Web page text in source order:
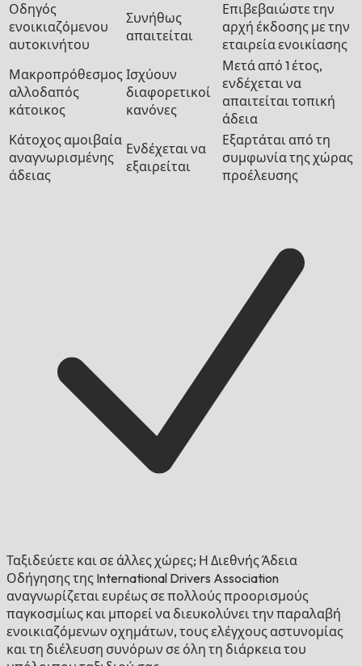
Οδηγός
ενοικιαζόμενου
αυτοκινήτου
Συνήθως
απαιτείται
Επιβεβαιώστε την
αρχή έκδοσης με την
εταιρεία ενοικίασης
Μακροπρόθεσμος
αλλοδαπός
κάτοικος
Ισχύουν
διαφορετικοί
κανόνες
Μετά από 1 έτος,
ενδέχεται να
απαιτείται τοπική
άδεια
Κάτοχος αμοιβαία
αναγνωρισμένης
άδειας
Ενδέχεται να
εξαιρείται
Εξαρτάται από τη
συμφωνία της χώρας
προέλευσης
Ταξιδεύετε και σε άλλες χώρες; Η Διεθνής Άδεια
Οδήγησης της International Drivers Association
αναγνωρίζεται ευρέως σε πολλούς προορισμούς
παγκοσμίως και μπορεί να διευκολύνει την παραλαβή
ενοικιαζόμενων οχημάτων, τους ελέγχους αστυνομίας
και τη διέλευση συνόρων σε όλη τη διάρκεια του